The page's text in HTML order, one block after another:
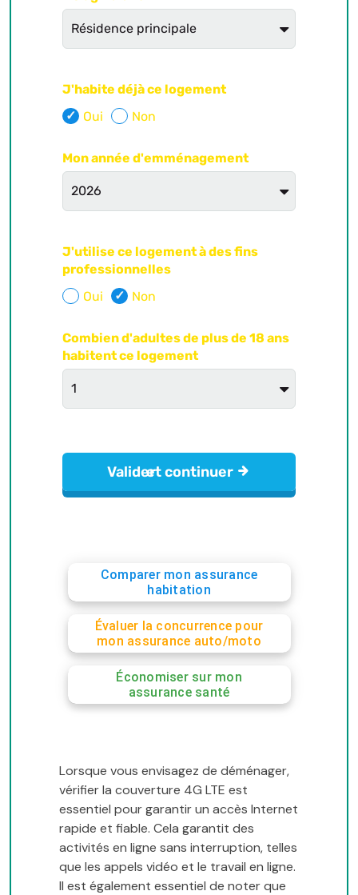
Comparer mon assurance
habitation
Évaluer la concurrence pour
mon assurance auto/moto
Économiser sur mon
assurance santé
Lorsque vous envisagez de déménager,
vérifier la couverture 4G LTE est
essentiel pour garantir un accès Internet
rapide et fiable. Cela garantit des
activités en ligne sans interruption, telles
que les appels vidéo et le travail en ligne.
Il est également essentiel de noter que